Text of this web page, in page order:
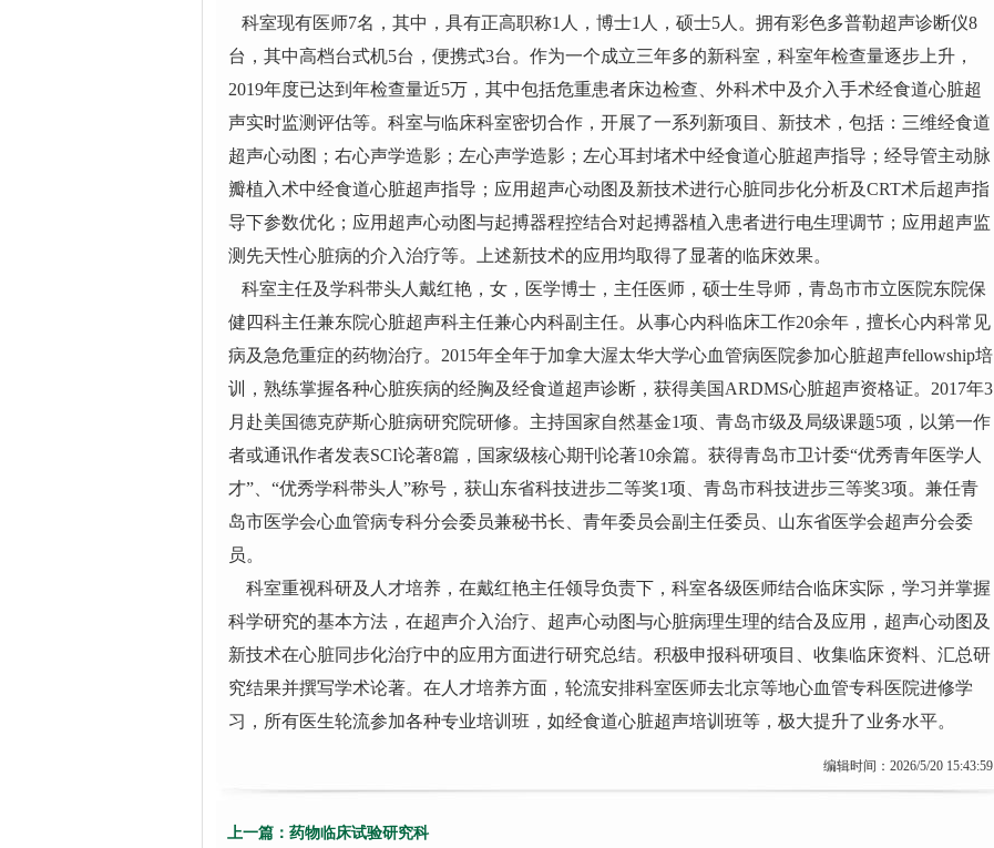
科室现有医师7名，其中，具有正高职称1人，博士1人，硕士5人。拥有彩色多普勒超声诊断仪8
台，其中高档台式机5台，便携式3台。作为一个成立三年多的新科室，科室年检查量逐步上升，
2019年度已达到年检查量近5万，其中包括危重患者床边检查、外科术中及介入手术经食道心脏超
声实时监测评估等。科室与临床科室密切合作，开展了一系列新项目、新技术，包括：三维经食道
超声心动图；右心声学造影；左心声学造影；左心耳封堵术中经食道心脏超声指导；经导管主动脉
瓣植入术中经食道心脏超声指导；应用超声心动图及新技术进行心脏同步化分析及CRT术后超声指
导下参数优化；应用超声心动图与起搏器程控结合对起搏器植入患者进行电生理调节；应用超声监
测先天性心脏病的介入治疗等。上述新技术的应用均取得了显著的临床效果。
科室主任及学科带头人戴红艳，女，医学博士，主任医师，硕士生导师，青岛市市立医院东院保
健四科主任兼东院心脏超声科主任兼心内科副主任。从事心内科临床工作20余年，擅长心内科常见
病及急危重症的药物治疗。2015年全年于加拿大渥太华大学心血管病医院参加心脏超声fellowship培
训，熟练掌握各种心脏疾病的经胸及经食道超声诊断，获得美国ARDMS心脏超声资格证。2017年3
月赴美国德克萨斯心脏病研究院研修。主持国家自然基金1项、青岛市级及局级课题5项，以第一作
者或通讯作者发表SCI论著8篇，国家级核心期刊论著10余篇。获得青岛市卫计委“优秀青年医学人
才”、“优秀学科带头人”称号，获山东省科技进步二等奖1项、青岛市科技进步三等奖3项。兼任青
岛市医学会心血管病专科分会委员兼秘书长、青年委员会副主任委员、山东省医学会超声分会委
员。
科室重视科研及人才培养，在戴红艳主任领导负责下，科室各级医师结合临床实际，学习并掌握
科学研究的基本方法，在超声介入治疗、超声心动图与心脏病理生理的结合及应用，超声心动图及
新技术在心脏同步化治疗中的应用方面进行研究总结。积极申报科研项目、收集临床资料、汇总研
究结果并撰写学术论著。在人才培养方面，轮流安排科室医师去北京等地心血管专科医院进修学
习，所有医生轮流参加各种专业培训班，如经食道心脏超声培训班等，极大提升了业务水平。
编辑时间：2026/5/20 15:43:59
上一篇： 药物临床试验研究科